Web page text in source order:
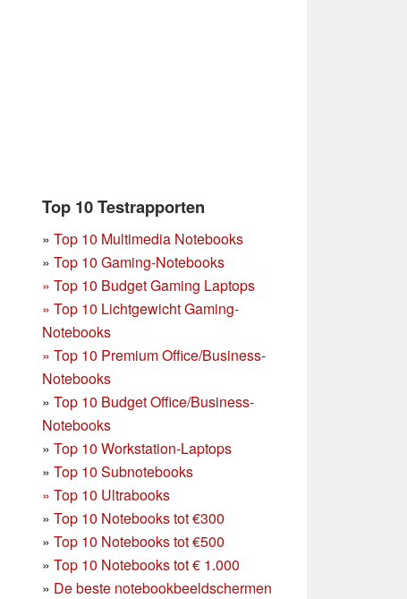
Top 10 Testrapporten
» Top 10 Multimedia Notebooks
» Top 10 Gaming-Notebooks
» Top 10 Budget Gaming Laptops
» Top 10 Lichtgewicht Gaming-
Notebooks
» Top 10 Premium Office/Business-
Notebooks
» Top 10 Budget Office/Business-
Notebooks
» Top 10 Workstation-Laptops
» Top 10 Subnotebooks
» Top 10 Ultrabooks
» Top 10 Notebooks tot €300
» Top 10 Notebooks tot €500
» Top 10 Notebooks tot € 1.000
» De beste notebookbeeldschermen